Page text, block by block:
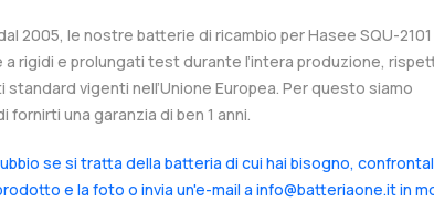
2005, le nostre batterie di ricambio per Hasee SQU-
rigidi e prolungati test durante l’intera produzione,
standard vigenti nell’Unione Europea. Per questo siamo
fornirti una garanzia di ben 1 anni.
se si tratta della batteria di cui hai bisogno,
e la foto o invia un'e-mail a info@batteriaone.it in